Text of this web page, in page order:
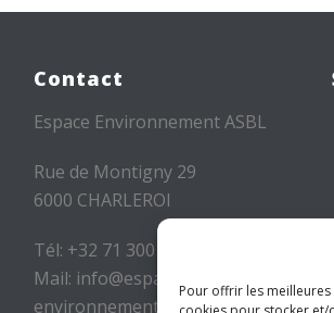
Pour offrir les
Contact
Espace Environnement ASBL
Rue de Montigny 29
6000 CHARLEROI
Tél: +32 71 300 300
Mail: info@espace-
environnement.be